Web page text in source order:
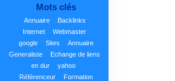
Mots clés
Annuaire
Backlinks
Internet
Webmaster
google
Sites
Annuaire
Generaliste
Echange de liens
en dur
yahoo
Référenceur
Formation